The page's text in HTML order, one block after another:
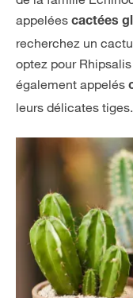
appelées cactées
recherchez un
optez pour
également appelés
leurs délicates tiges.